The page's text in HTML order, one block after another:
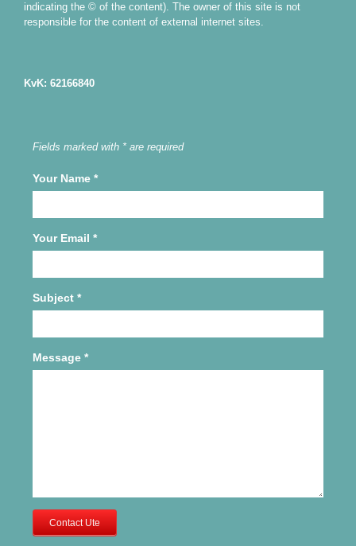
indicating the © of the content). The owner of this site is not
responsible for the content of external internet sites.
KvK: 62166840
Fields marked with * are required
Your Name *
Your Email *
Subject *
Message *
Contact Ute